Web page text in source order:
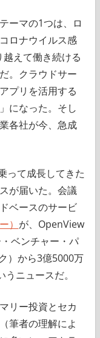
ーマの1つは、ロ
ロナウイルス感
えて働き続ける
。クラウドサー
プリを活用する
になった。そし
各社が今、急成
って成長してきた
が届いた。会議
ベースのサービ
） が、OpenView
ベンチャー・パ
）から3億5000万
ニュースだ。
リー投資とセカ
筆者の理解によ